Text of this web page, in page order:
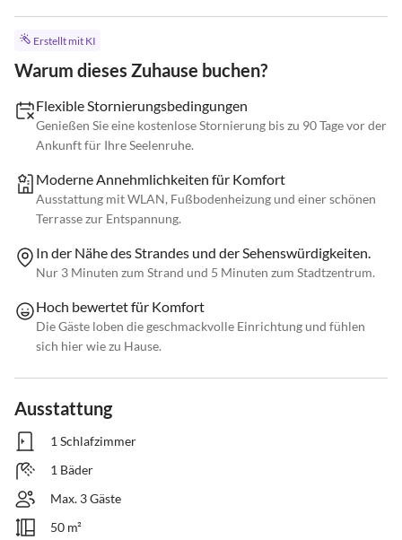
Erstellt mit KI
Warum dieses Zuhause buchen?
Flexible Stornierungsbedingungen
Genießen Sie eine kostenlose Stornierung bis zu 90 Tage vor der
Ankunft für Ihre Seelenruhe.
Moderne Annehmlichkeiten für Komfort
Ausstattung mit WLAN, Fußbodenheizung und einer schönen
Terrasse zur Entspannung.
In der Nähe des Strandes und der Sehenswürdigkeiten.
Nur 3 Minuten zum Strand und 5 Minuten zum Stadtzentrum.
Hoch bewertet für Komfort
Die Gäste loben die geschmackvolle Einrichtung und fühlen
sich hier wie zu Hause.
Ausstattung
1 Schlafzimmer
1 Bäder
Max. 3 Gäste
50 m²